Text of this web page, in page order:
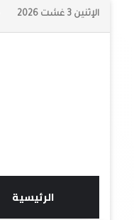
الإثنين 3 غشت 2026
الرئيسية